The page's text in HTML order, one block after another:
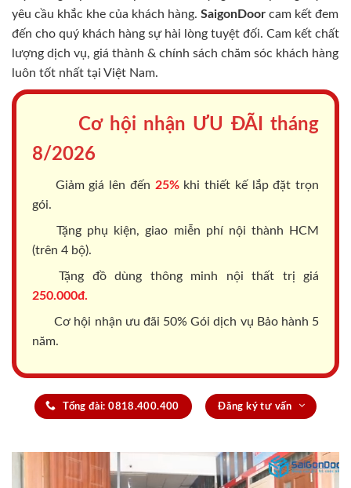
yêu cầu khắc khe của khách hàng. SaigonDoor cam kết đem
đến cho quý khách hàng sự hài lòng tuyệt đối. Cam kết chất
lượng dịch vụ, giá thành & chính sách chăm sóc khách hàng
luôn tốt nhất tại Việt Nam.
Cơ hội nhận ƯU ĐÃI tháng
8/2026
Giảm giá lên đến 25%khi thiết kế lắp đặt trọn
gói.
Tặng phụ kiện, giao miễn phí nội thành HCM
(trên 4 bộ).
Tặng đồ dùng thông minh nội thất trị giá
250.000đ.
Cơ hội nhận ưu đãi 50% Gói dịch vụ Bảo hành 5
năm.
Tổng đài: 0818.400.400 Đăng ký tư vấn